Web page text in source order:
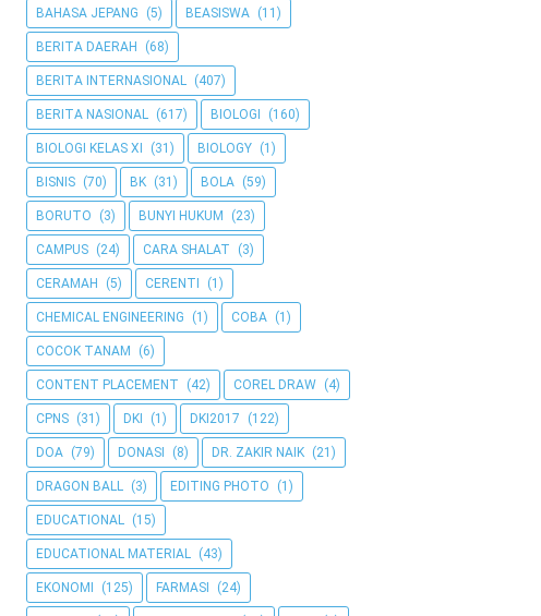
BAHASA JEPANG (5) BEASISWA (11)
BERITA DAERAH (68)
BERITA INTERNASIONAL (407)
BERITA NASIONAL (617) BIOLOGI (160)
BIOLOGI KELAS XI (31) BIOLOGY (1)
BISNIS (70) BK (31) BOLA (59)
BORUTO (3) BUNYI HUKUM (23)
CAMPUS (24) CARA SHALAT (3)
CERAMAH (5) CERENTI (1)
CHEMICAL ENGINEERING (1) COBA (1)
COCOK TANAM (6)
CONTENT PLACEMENT (42) COREL DRAW (4)
CPNS (31) DKI (1) DKI2017 (122)
DOA (79) DONASI (8) DR. ZAKIR NAIK (21)
DRAGON BALL (3) EDITING PHOTO (1)
EDUCATIONAL (15)
EDUCATIONAL MATERIAL (43)
EKONOMI (125) FARMASI (24)